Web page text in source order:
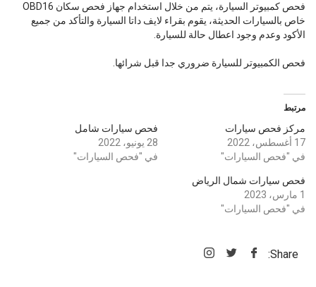
فحص كمبيوتر السيارة، يتم من خلال استخدام جهاز فحص سكان OBD16
خاص بالسيارات الحديثة، يقوم بقراء لايف داتا السيارة والتأكد من جميع
الأكود وعدم وجود اعطال حالة للسيارة.
فحص الكمبيوتر للسيارة ضروري جدا قبل شرائها.
مرتبط
مركز فحص سيارات
17 أغسطس، 2022
في "فحص السيارات"
فحص سيارات شامل
28 يونيو، 2022
في "فحص السيارات"
فحص سيارات شمال الرياض
1 مارس، 2023
في "فحص السيارات"
Share: